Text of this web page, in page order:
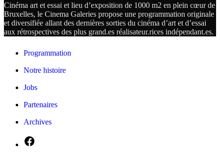
Cinéma art et essai et lieu d’exposition de 1000 m2 en plein cœur de
Bruxelles, le Cinema Galeries propose une programmation originale
et diversifiée allant des dernières sorties du cinéma d’art et d’essai
aux rétrospectives des plus grand.es réalisateur.rices indépendant.es.
Programmation
Notre histoire
Jobs
Partenaires
Archives